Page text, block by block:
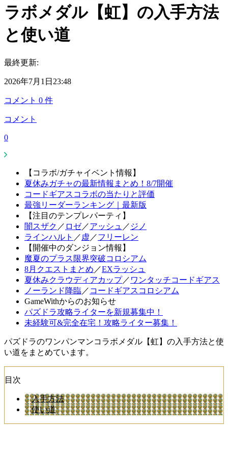
ラボメダル【虹】の入手方法
と使い道
最終更新:
2026年7月1日23:48
コメント 0 件
コメント
0
【コラボ/ガチャイベント情報】
夏休みガチャの最新情報まとめ！8/7開催
コードギアスコラボの当たりと評価
最強リーダーランキング｜最新版
【注目のテンプレパーティ】
闇スザク ／ ロゼ／アッシュ ／ ジノ
ラインハルト ／ 虚 ／フリーレン
【開催中のダンジョン情報】
魔夏のプラス限界突破コロシアム
8月クエストまとめ ／EXラッシュ
夏休みクラウディアカップ／ ワンタッチコードギアス
ノーランド降臨／ コードギアスコロシアム
GameWithからのお知らせ
パズドラ攻略ライターを新規募集中！
未経験可&完全在宅！攻略ライター募集！
パズドラのワンパンマンコラボメダル【虹】の入手方法と使
い道をまとめています。
目次
入手方法
使い道